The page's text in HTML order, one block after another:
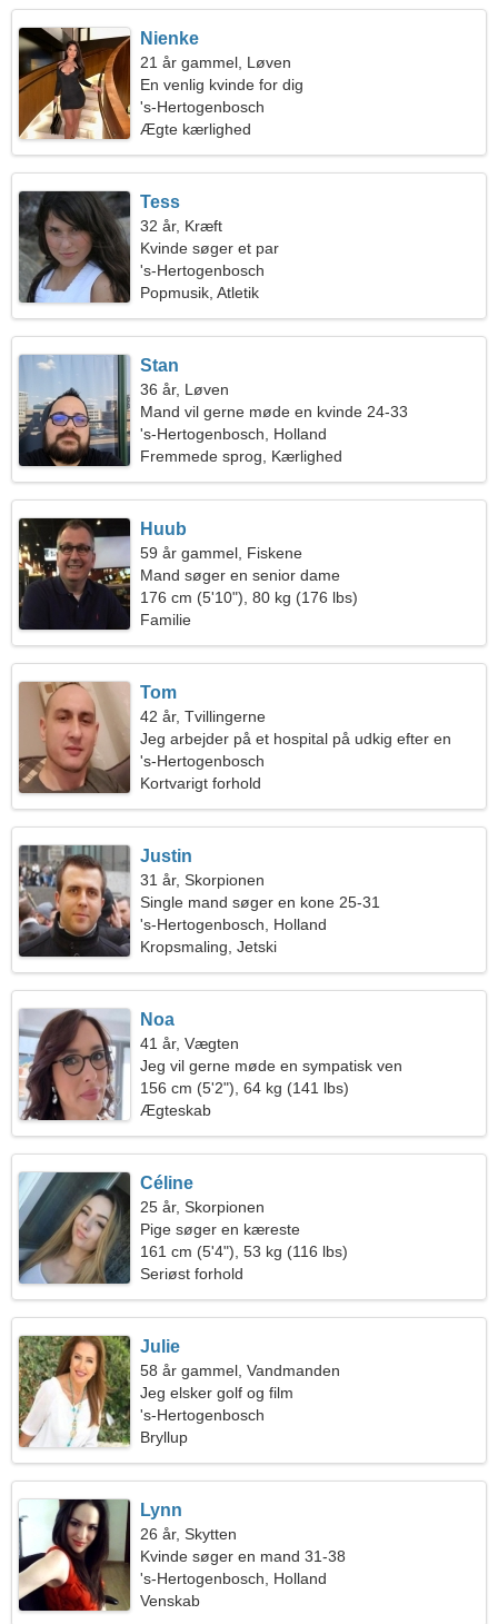
Nienke
21 år gammel, Løven
En venlig kvinde for dig
's-Hertogenbosch
Ægte kærlighed
Tess
32 år, Kræft
Kvinde søger et par
's-Hertogenbosch
Popmusik, Atletik
Stan
36 år, Løven
Mand vil gerne møde en kvinde 24-33
's-Hertogenbosch, Holland
Fremmede sprog, Kærlighed
Huub
59 år gammel, Fiskene
Mand søger en senior dame
176 cm (5'10"), 80 kg (176 lbs)
Familie
Tom
42 år, Tvillingerne
Jeg arbejder på et hospital på udkig efter en
vittig kvinde
's-Hertogenbosch
Kortvarigt forhold
Justin
31 år, Skorpionen
Single mand søger en kone 25-31
's-Hertogenbosch, Holland
Kropsmaling, Jetski
Noa
41 år, Vægten
Jeg vil gerne møde en sympatisk ven
156 cm (5'2"), 64 kg (141 lbs)
Ægteskab
Céline
25 år, Skorpionen
Pige søger en kæreste
161 cm (5'4"), 53 kg (116 lbs)
Seriøst forhold
Julie
58 år gammel, Vandmanden
Jeg elsker golf og film
's-Hertogenbosch
Bryllup
Lynn
26 år, Skytten
Kvinde søger en mand 31-38
's-Hertogenbosch, Holland
Venskab